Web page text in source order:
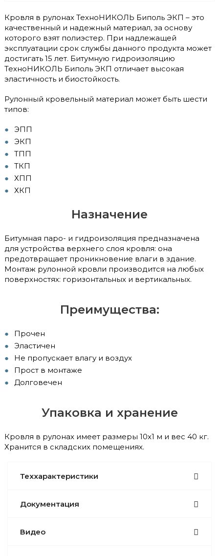
Кровля в рулонах ТехноНИКОЛЬ Биполь ЭКП – это
качественный и надежный материал, за основу
которого взят полиэстер. При надлежащей
эксплуатации срок службы данного продукта может
достигать 15 лет. Битумную гидроизоляцию
ТехноНИКОЛЬ Биполь ЭКП отличает высокая
эластичность и биостойкость.
Рулонный кровельный материал может быть шести
типов:
ЭПП
ЭКП
ТПП
ТКП
ХПП
ХКП
Назначение
Битумная паро- и гидроизоляция предназначена
для устройства верхнего слоя кровля: она
предотвращает проникновение влаги в здание.
Монтаж рулонной кровли производится на любых
поверхностях: горизонтальных и вертикальных.
Преимущества:
Прочен
Эластичен
Не пропускает влагу и воздух
Прост в монтаже
Долговечен
Упаковка и хранение
Кровля в рулонах имеет размеры 10х1 м и вес 40 кг.
Хранится в складских помещениях.
Теххарактеристики
Документация
Видео